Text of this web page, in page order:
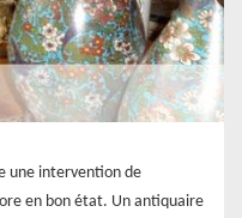
une intervention de
en bon état. Un antiquaire